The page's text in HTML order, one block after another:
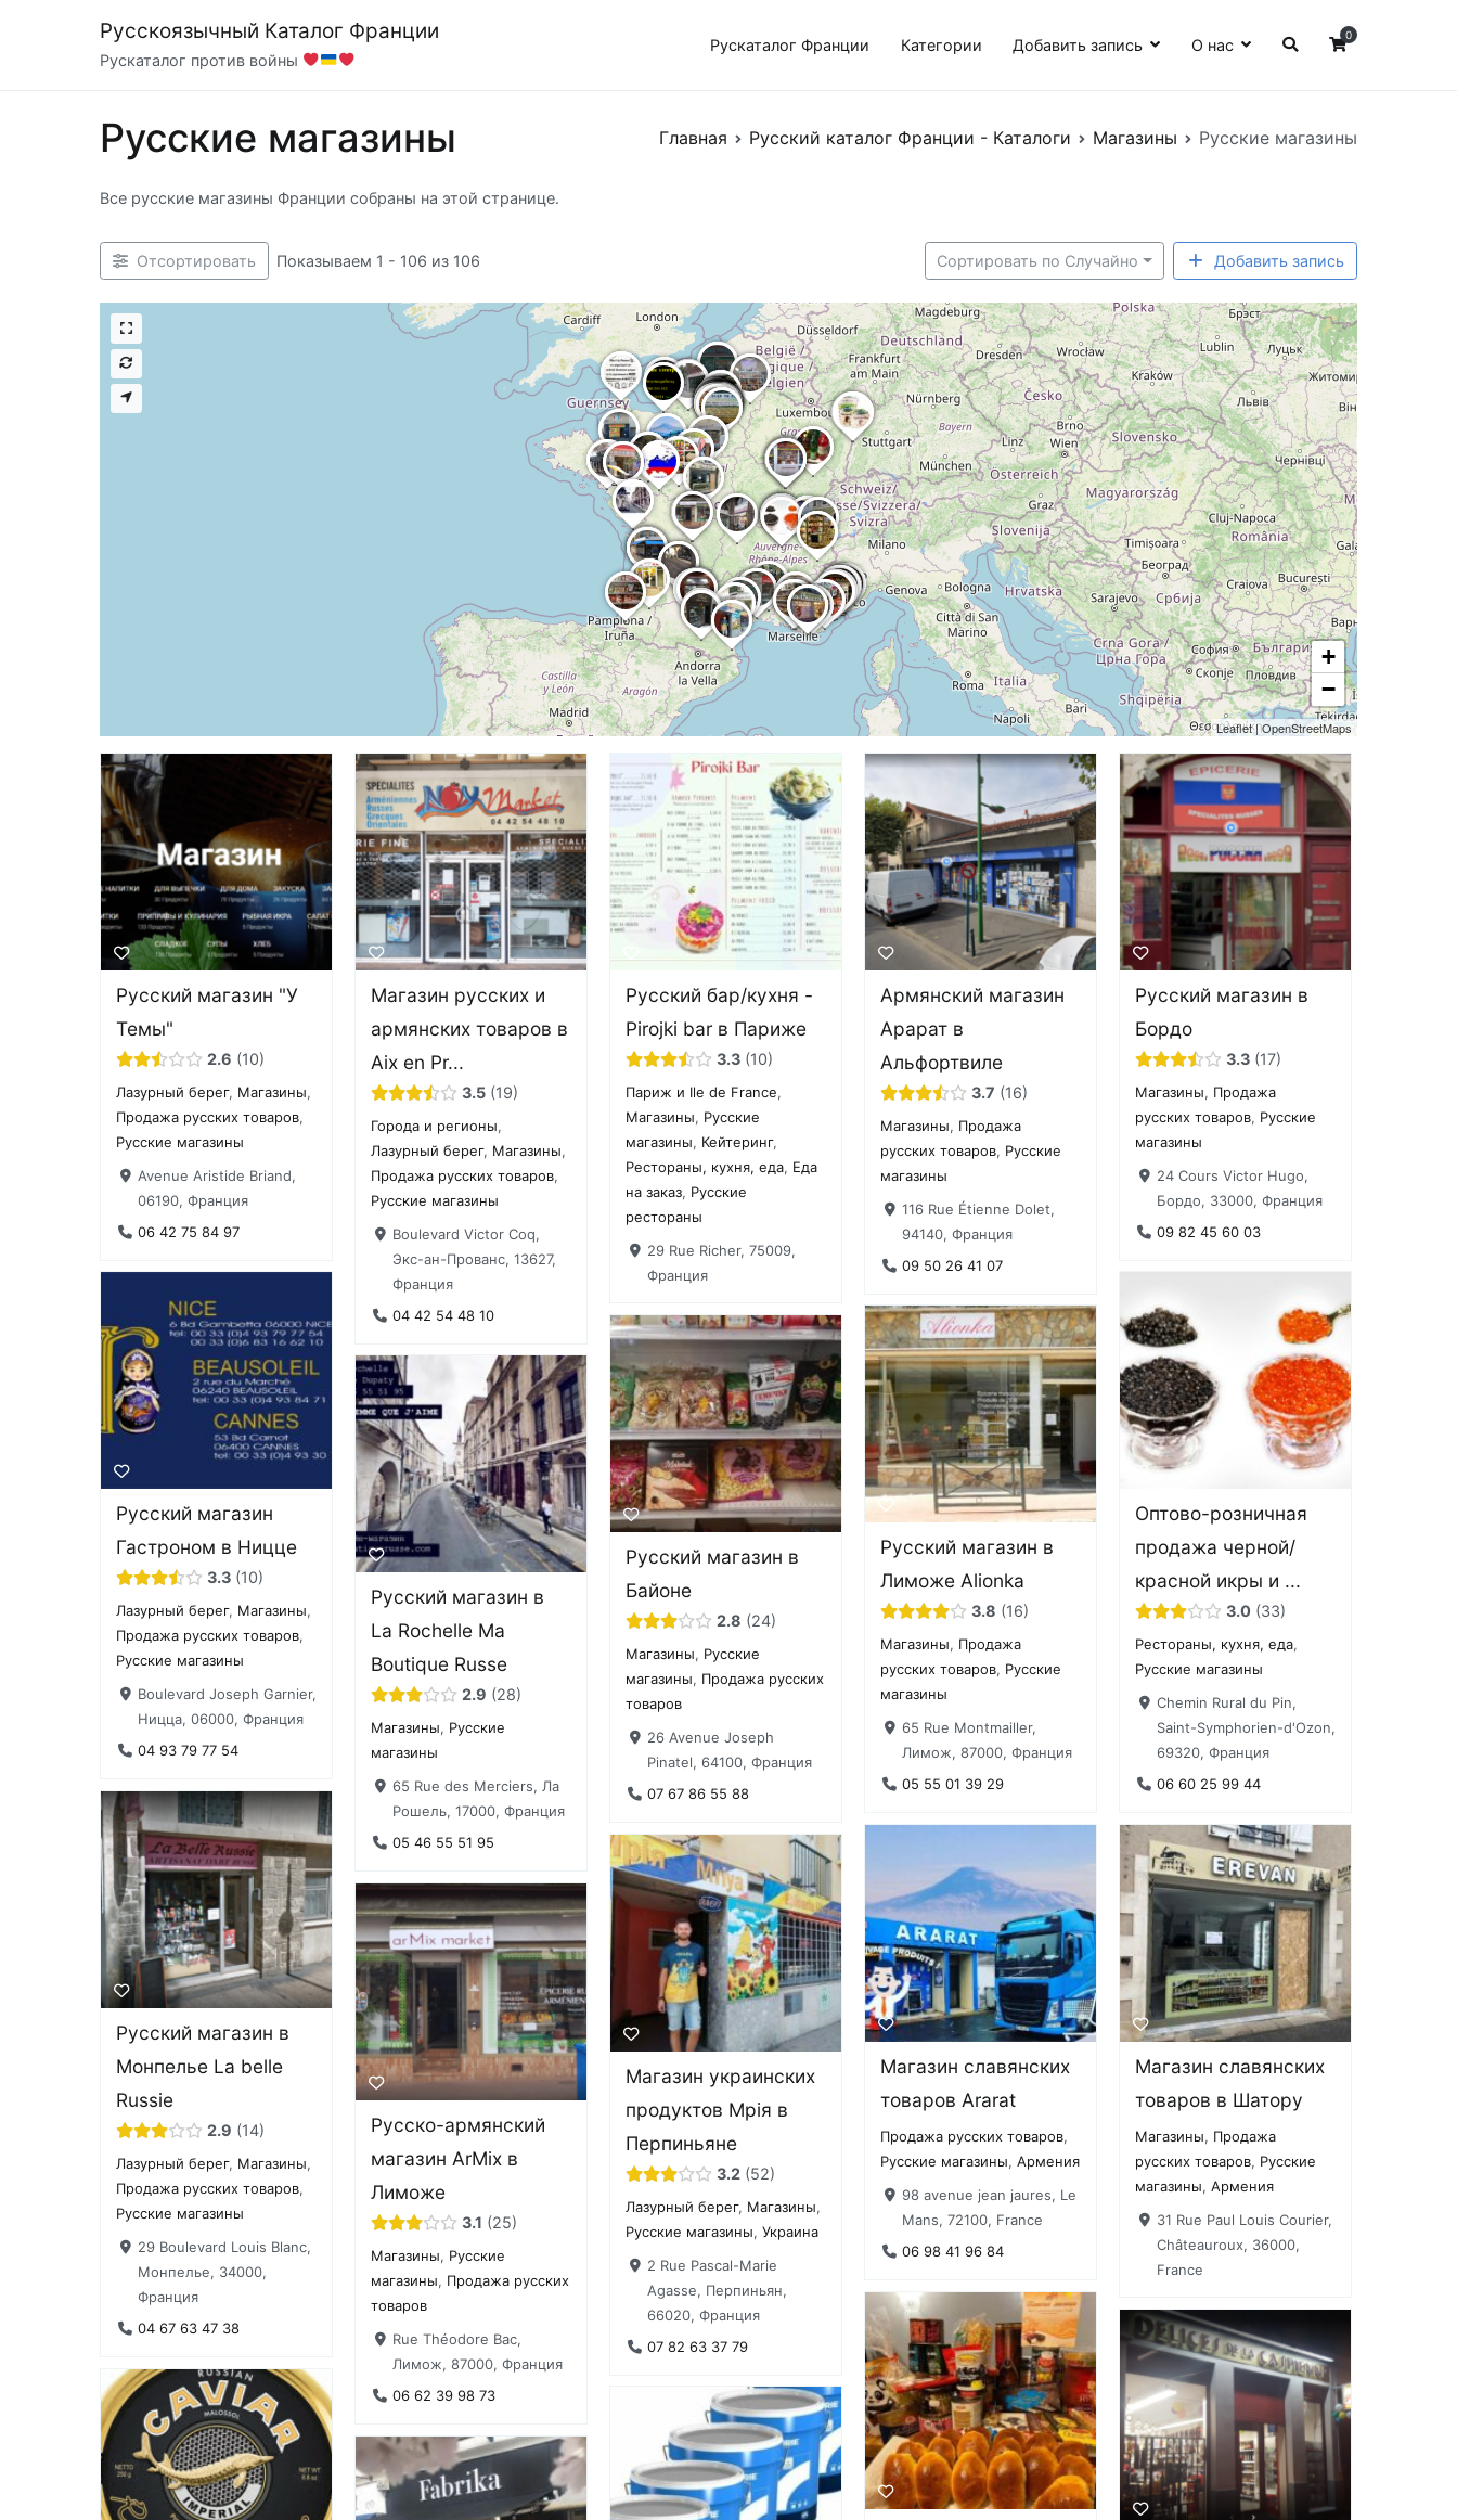
содержимому
Русскоязычный Каталог Франции
Рускаталог против войны
Рускаталог Франции Категории Добавить запись О нас
0
Русские магазины Главная Русский каталог Франции - Каталоги Магазины Русские магазины
Все русские магазины Франции собраны на этой странице.
Отсортировать Показываем 1 - 106 из 106 Сортировать по Случайно Добавить запись
Русский магазин "У
Темы"
2.6 10
Лазурный берег, Магазины,
Продажа русских товаров,
Русские магазины
Avenue Aristide Briand,
06190, Франция
06 42 75 84 97
Магазин русских и
армянских товаров в
Aix en Pr...
3.5 19
Города и регионы,
Лазурный берег, Магазины,
Продажа русских товаров,
Русские магазины
Boulevard Victor Coq,
Экс-ан-Прованс, 13627,
Франция
04 42 54 48 10
Русский бар/кухня -
Pirojki bar в Париже
3.3 10
Париж и Ile de France,
Магазины, Русские
магазины, Кейтеринг,
Рестораны, кухня, еда, Еда
на заказ, Русские
рестораны
29 Rue Richer, 75009,
Франция
Армянский магазин
Арарат в
Альфортвиле
3.7 16
Магазины, Продажа
русских товаров, Русские
магазины
116 Rue Étienne Dolet,
94140, Франция
09 50 26 41 07
Русский магазин в
Бордо
3.3 17
Магазины, Продажа
русских товаров, Русские
магазины
24 Cours Victor Hugo,
Бордо, 33000, Франция
09 82 45 60 03
Русский магазин
Гастроном в Ницце
3.3 10
Лазурный берег, Магазины,
Продажа русских товаров,
Русские магазины
Boulevard Joseph Garnier,
Ницца, 06000, Франция
04 93 79 77 54
Оптово-розничная
продажа черной/
красной икры и ...
3.0 33
Рестораны, кухня, еда,
Русские магазины
Chemin Rural du Pin,
Saint-Symphorien-d'Ozon,
69320, Франция
06 60 25 99 44
Русский магазин в
Лиможе Alionka
3.8 16
Магазины, Продажа
русских товаров, Русские
магазины
65 Rue Montmailler,
Лимож, 87000, Франция
05 55 01 39 29
Русский магазин в
Байоне
2.8 24
Магазины, Русские
магазины, Продажа русских
товаров
26 Avenue Joseph
Pinatel, 64100, Франция
07 67 86 55 88
Русский магазин в
La Rochelle Ma
Boutique Russe
2.9 28
Магазины, Русские
магазины
65 Rue des Merciers, Ла
Рошель, 17000, Франция
05 46 55 51 95
Русский магазин в
Монпелье La belle
Russie
2.9 14
Лазурный берег, Магазины,
Продажа русских товаров,
Русские магазины
29 Boulevard Louis Blanc,
Монпелье, 34000,
Франция
04 67 63 47 38
Магазин славянских
товаров Ararat
Продажа русских товаров,
Русские магазины,Армения
98 avenue jean jaures, Le
Mans, 72100, France
06 98 41 96 84
Магазин славянских
товаров в Шатору
Магазины, Продажа
русских товаров, Русские
магазины,Армения
31 Rue Paul Louis Courier,
Châteauroux, 36000,
France
Магазин украинских
продуктов Мрiя в
Перпиньяне
3.2 52
Лазурный берег, Магазины,
Русские магазины,Украина
2 Rue Pascal-Marie
Agasse, Перпиньян,
66020, Франция
07 82 63 37 79
Русско-армянский
магазин ArMix в
Лиможе
3.1 25
Магазины, Русские
магазины, Продажа русских
товаров
Rue Théodore Bac,
Лимож, 87000, Франция
06 62 39 98 73
+
−
Leaflet|OpenStreetMaps